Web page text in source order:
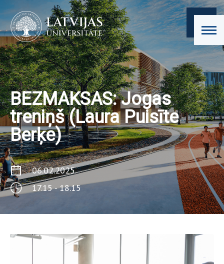
BEZMAKSAS: Jogas
treniņš (Laura Puisīte
Berķe)
06.02.2025.
17.15 - 18.15